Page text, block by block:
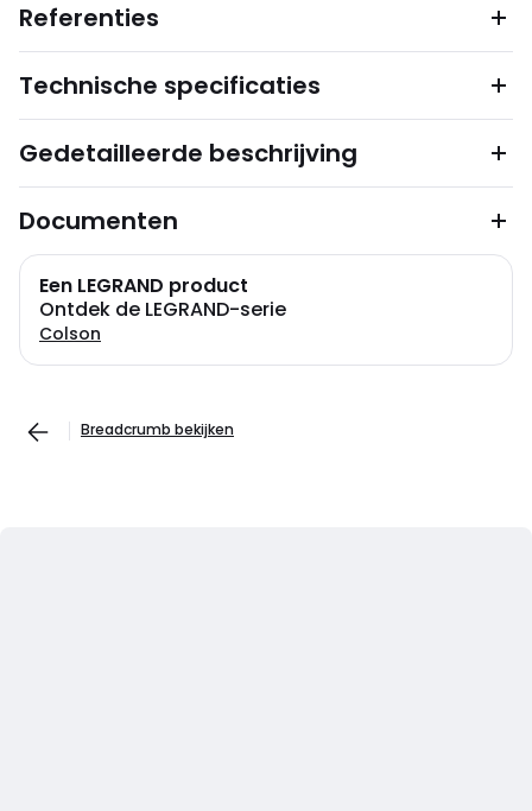
Referenties
Technische specificaties
Gedetailleerde beschrijving
Documenten
Een LEGRAND product
Ontdek de LEGRAND-serie
Colson
Breadcrumb bekijken